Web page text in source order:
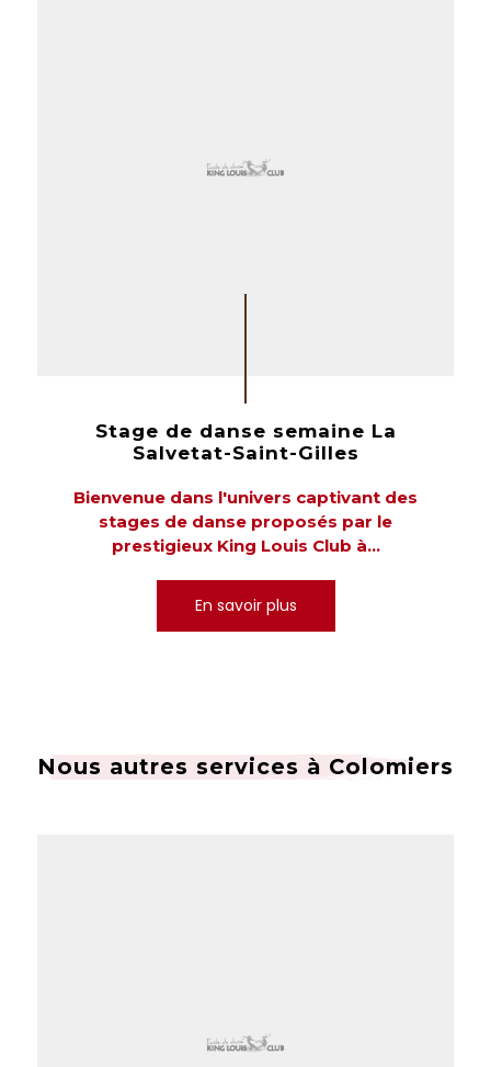
Stage de danse semaine La
Salvetat-Saint-Gilles
Bienvenue dans l'univers captivant des
stages de danse proposés par le
prestigieux King Louis Club à...
En savoir plus
Nous autres services à Colomiers